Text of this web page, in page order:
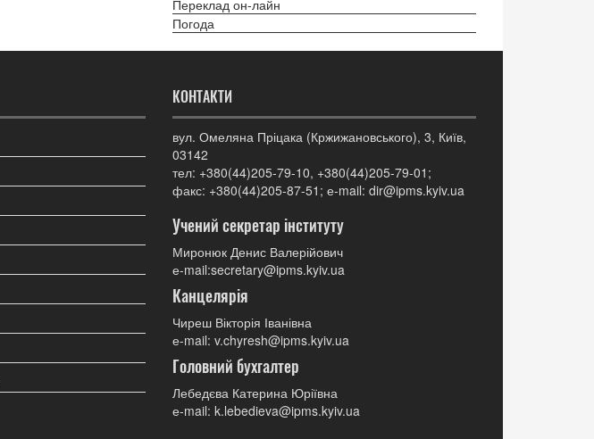
Переклад он-лайн
Погода
КОНТАКТИ
вул. Омеляна Пріцака (Кржижановського), 3, Київ,
03142
тел: +380(44)205-79-10, +380(44)205-79-01;
факс: +380(44)205-87-51; е-mail: dir@ipms.kyiv.ua
Учений секретар інституту
Миронюк Денис Валерійович
е-mail:secretary@ipms.kyiv.ua
Канцелярія
Чиреш Вікторія Іванівна
е-mail: v.chyresh@ipms.kyiv.ua
Головний бухгалтер
Лебедєва Катерина Юріївна
е-mail: k.lebedieva@ipms.kyiv.ua